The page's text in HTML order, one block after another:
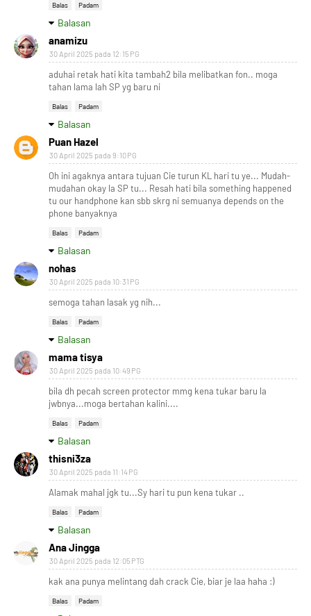
Balas Padam
Balasan
anamizu
30 April 2025 pada 12:15 PG
aduhai retak hati kita tambah2 bila melibatkan fon.. moga
tahan lama lah SP yg baru ni
Balas Padam
Balasan
Puan Hazel
30 April 2025 pada 9:10 PG
Oh ini agaknya antara tujuan Cie turun KL hari tu ye... Mudah-
mudahan okay la SP tu... Resah hati bila something happened
tu our handphone kan sbb skrg ni semuanya depends on the
phone banyaknya
Balas Padam
Balasan
nohas
30 April 2025 pada 10:31 PG
semoga tahan lasak yg nih...
Balas Padam
Balasan
mama tisya
30 April 2025 pada 10:49 PG
bila dh pecah screen protector mmg kena tukar baru la
jwbnya...moga bertahan kalini....
Balas Padam
Balasan
thisni3za
30 April 2025 pada 11:14 PG
Alamak mahal jgk tu...Sy hari tu pun kena tukar ..
Balas Padam
Balasan
Ana Jingga
30 April 2025 pada 12:05 PTG
kak ana punya melintang dah crack Cie, biar je laa haha :)
Balas Padam